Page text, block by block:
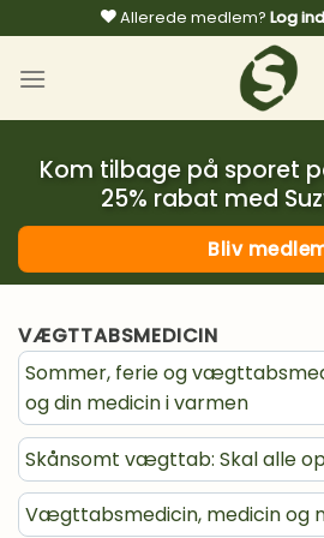
til
indhold
Allerede medlem? Log
Kom tilbage på sporet
25% rabat med
Bliv
VÆGTTABSMEDICIN
Sommer, ferie og
og din medicin i varmen
Skånsomt vægttab: Skal alle
Vægttabsmedicin, medicin og